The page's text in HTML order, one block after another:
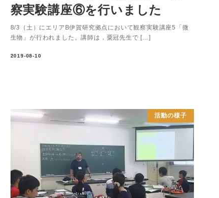
察実験講座⑥を行いました
8/3（土）にエリアB伊賀研究拠点において観察実験講座5「微
生物」が行われました。講師は，粟冠先生で […]
2019-08-10
活動の様子